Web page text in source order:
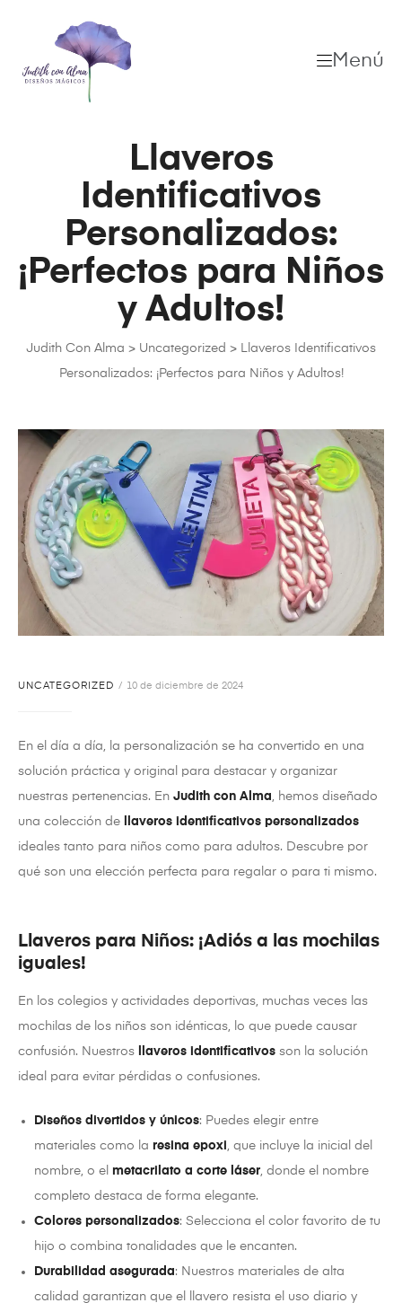
Menú
Judith Con Alma > Uncategorized > Llaveros Identificativos
Personalizados: ¡Perfectos para Niños y Adultos!
Llaveros
Identificativos
Personalizados:
¡Perfectos para Niños
y Adultos!
UNCATEGORIZED 10 de diciembre de 2024
En el día a día, la personalización se ha convertido en una
solución práctica y original para destacar y organizar
nuestras pertenencias. En Judith con Alma, hemos diseñado
una colección de
llaveros identificativos personalizados
ideales tanto para niños como para adultos. Descubre por
qué son una elección perfecta para regalar o para ti mismo.
Llaveros para Niños: ¡Adiós a las mochilas
iguales!
En los colegios y actividades deportivas, muchas veces las
mochilas de los niños son idénticas, lo que puede causar
confusión. Nuestros
llaveros identificativos son la solución
ideal para evitar pérdidas o confusiones.
Diseños divertidos y únicos: Puedes elegir entre
materiales como la resina epoxi , que incluye la inicial del
nombre, o el metacrilato a corte láser, donde el nombre
completo destaca de forma elegante.
Colores personalizados: Selecciona el color favorito de tu
hijo o combina tonalidades que le encanten.
Durabilidad asegurada: Nuestros materiales de alta
calidad garantizan que el llavero resista el uso diario y